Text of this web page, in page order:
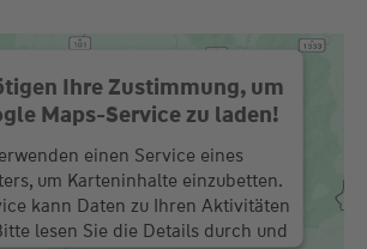
Ihre Zustimmung, um
Maps-Service zu laden!
einen Service eines
um Karteninhalte einzubetten.
kann Daten zu Ihren Aktivitäten
lesen Sie die Details durch und